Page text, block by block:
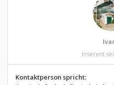
Inserent
Kontaktperson spricht: